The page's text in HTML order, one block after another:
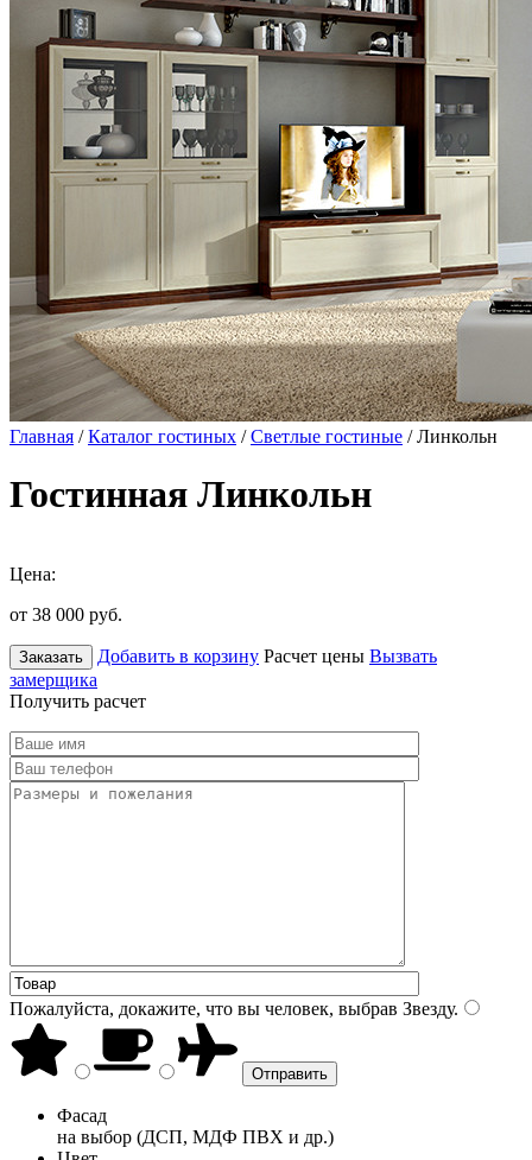
Главная /Каталог гостиных /Светлые гостиные / Линкольн
Гостинная Линкольн
Цена:
от 38 000 руб.
Заказать Добавить в корзину Расчет цены Вызвать
замерщика
Получить расчет
Пожалуйста, докажите, что вы человек, выбрав Звезду.
Фасад
на выбор (ДСП, МДФ ПВХ и др.)